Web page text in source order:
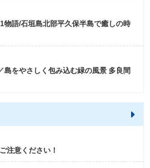
物語/石垣島北部平久保半島で癒しの時
島をやさしく包み込む緑の風景 多良間
注意ください！